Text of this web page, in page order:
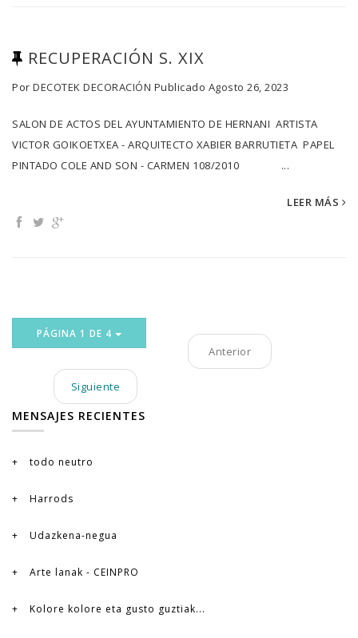
RECUPERACIÓN S. XIX
Por DECOTEK DECORACIÓN Publicado Agosto 26, 2023
SALON DE ACTOS DEL AYUNTAMIENTO DE HERNANI ARTISTA
VICTOR GOIKOETXEA - ARQUITECTO XABIER BARRUTIETA PAPEL
PINTADO COLE AND SON - CARMEN 108/2010 ...
LEER MÁS
PÁGINA 1 DE 4
Anterior
Siguiente
MENSAJES RECIENTES
todo neutro
Harrods
Udazkena-negua
Arte lanak - CEINPRO
Kolore kolore eta gusto guztiak...